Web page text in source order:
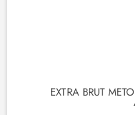
EXTRA BRUT